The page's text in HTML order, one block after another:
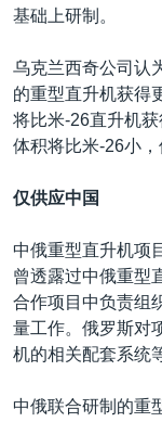
基础上研制。
乌克兰西奇公司认
的重型直升机获得
将比米-26直升机
体积将比米-26小，
仅供应中国
中俄重型直升机项
曾透露过中俄重型
合作项目中负责组
量工作。俄罗斯对
机的相关配套系统
中俄联合研制的重